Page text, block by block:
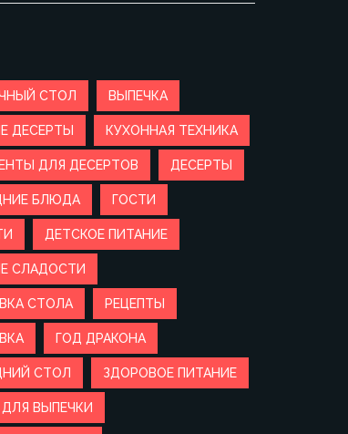
СТОЛ ВЫПЕЧКА
ДЕСЕРТЫ КУХОННАЯ ТЕХНИКА
ДЛЯ ДЕСЕРТОВ ДЕСЕРТЫ
БЛЮДА ГОСТИ
ДЕТСКОЕ ПИТАНИЕ
СЛАДОСТИ
СТОЛА РЕЦЕПТЫ
ГОД ДРАКОНА
СТОЛ ЗДОРОВОЕ ПИТАНИЕ
ВЫПЕЧКИ